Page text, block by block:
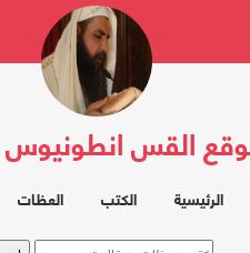
القس
الرئيسية الكتب العظات